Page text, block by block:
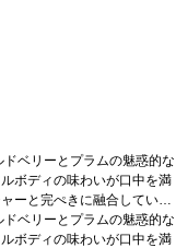
ベリーとプラムの魅惑的な
ボディの味わいが口中を満
ーと完ぺきに融合してい
ズなどと好相性葡萄品種メ
価格が同様の場合は自動的
ベリーとプラムの魅惑的な
ボディの味わいが口中を満